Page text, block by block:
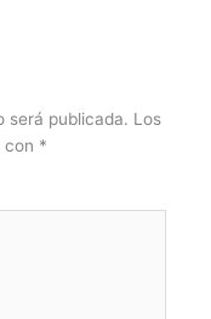
será publicada. Los
con *